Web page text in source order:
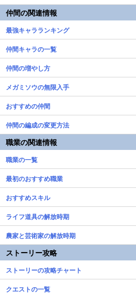
仲間の関連情報
最強キャラランキング
仲間キャラの一覧
仲間の増やし方
メガミソウの無限入手
おすすめの仲間
仲間の編成の変更方法
職業の関連情報
職業の一覧
最初のおすすめ職業
おすすめスキル
ライフ道具の解放時期
農家と芸術家の解放時期
ストーリー攻略
ストーリーの攻略チャート
クエストの一覧